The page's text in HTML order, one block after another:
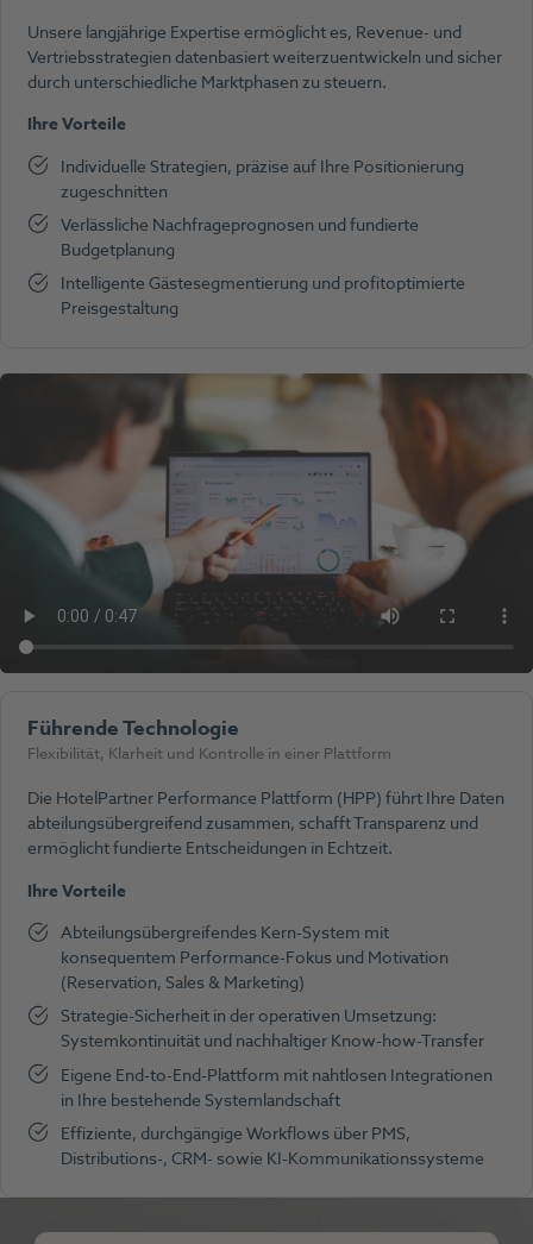
Unsere langjährige Expertise ermöglicht es, Revenue- und
Vertriebsstrategien datenbasiert weiterzuentwickeln und sicher
durch unterschiedliche Marktphasen zu steuern.
Ihre Vorteile
Individuelle Strategien, präzise auf Ihre Positionierung
zugeschnitten
Verlässliche Nachfrageprognosen und fundierte
Budgetplanung
Intelligente Gästesegmentierung und profitoptimierte
Preisgestaltung
Führende Technologie
Flexibilität, Klarheit und Kontrolle in einer Plattform
Die HotelPartner Performance Plattform (HPP) führt Ihre Daten
abteilungsübergreifend zusammen, schafft Transparenz und
ermöglicht fundierte Entscheidungen in Echtzeit.
Ihre Vorteile
Abteilungsübergreifendes Kern-System mit
konsequentem Performance-Fokus und Motivation
(Reservation, Sales & Marketing)
Strategie-Sicherheit in der operativen Umsetzung:
Systemkontinuität und nachhaltiger Know-how-Transfer
Eigene End-to-End-Plattform mit nahtlosen Integrationen
in Ihre bestehende Systemlandschaft
Effiziente, durchgängige Workflows über PMS,
Distributions-, CRM- sowie KI-Kommunikationssysteme